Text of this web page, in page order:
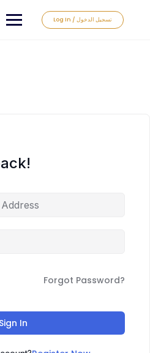
Log In / تسجيل الدخول
Forgot Password?
Sign In